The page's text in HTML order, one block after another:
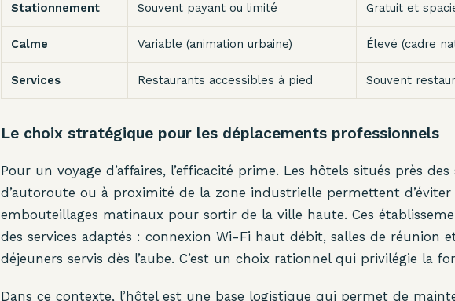
Stationnement Souvent payant ou limité Gratuit et
Calme Variable (animation urbaine) Élevé (cadre
Services Restaurants accessibles à pied Souvent
Le choix stratégique pour les déplacements professionnels
Pour un voyage d’affaires, l’efficacité prime. Les hôtels situés près des
d’autoroute ou à proximité de la zone industrielle permettent d’éviter
embouteillages matinaux pour sortir de la ville haute. Ces
des services adaptés : connexion Wi-Fi haut débit, salles de réunion
déjeuners servis dès l’aube. C’est un choix rationnel qui privilégie la
Dans ce contexte, l’hôtel est une base logistique qui permet de